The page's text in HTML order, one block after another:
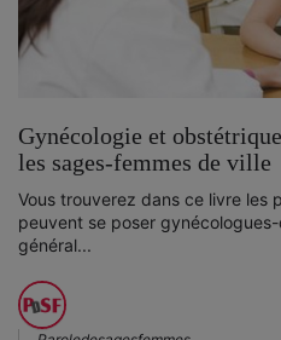
Gynécologie et
les sages-femmes de ville
Vous trouverez dans ce livre les
peuvent se poser
général...